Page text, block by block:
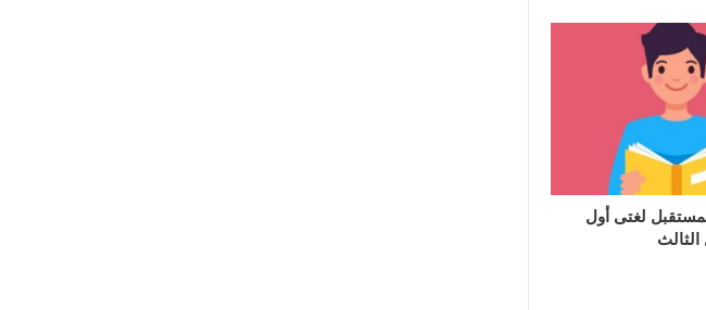
لغتى أول
الثالث